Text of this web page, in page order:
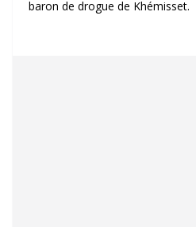
baron de drogue de Khémisset.